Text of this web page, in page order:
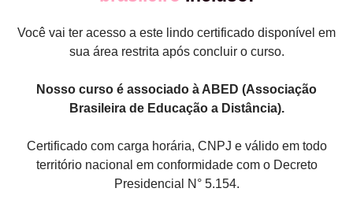
Você vai ter acesso a este lindo certificado disponível em
sua área restrita após concluir o curso.
Nosso curso é associado à ABED (Associação
Brasileira de Educação a Distância).
Certificado com carga horária, CNPJ e válido em todo
território nacional em conformidade com o Decreto
Presidencial N° 5.154.